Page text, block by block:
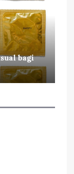
bagi